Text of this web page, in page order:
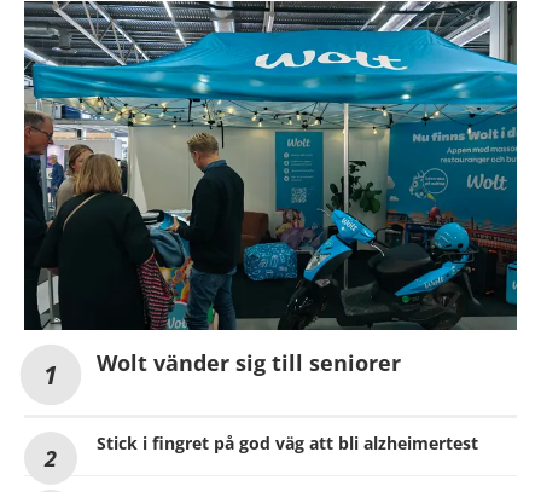
Wolt vänder sig till seniorer
Stick i fingret på god väg att bli alzheimertest